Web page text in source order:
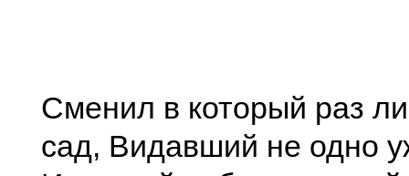
Сменил в который раз
сад, Видавший не одно